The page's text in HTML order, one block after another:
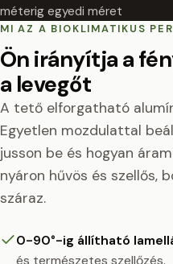
méterig egyedi méret
MI AZ A BIOKLIMATIKUS
Ön irányítja a
a levegőt
A tető elforgatható
Egyetlen mozdulattal
jusson be és hogyan
nyáron hűvös és szellős,
száraz.
0-90°-ig állítható
és természetes szellőzés.